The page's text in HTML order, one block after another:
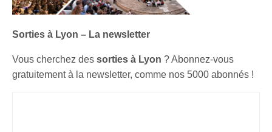
Sorties à Lyon – La newsletter
Vous cherchez dessorties à Lyon ? Abonnez-vous
gratuitement à la newsletter, comme nos 5000 abonnés !